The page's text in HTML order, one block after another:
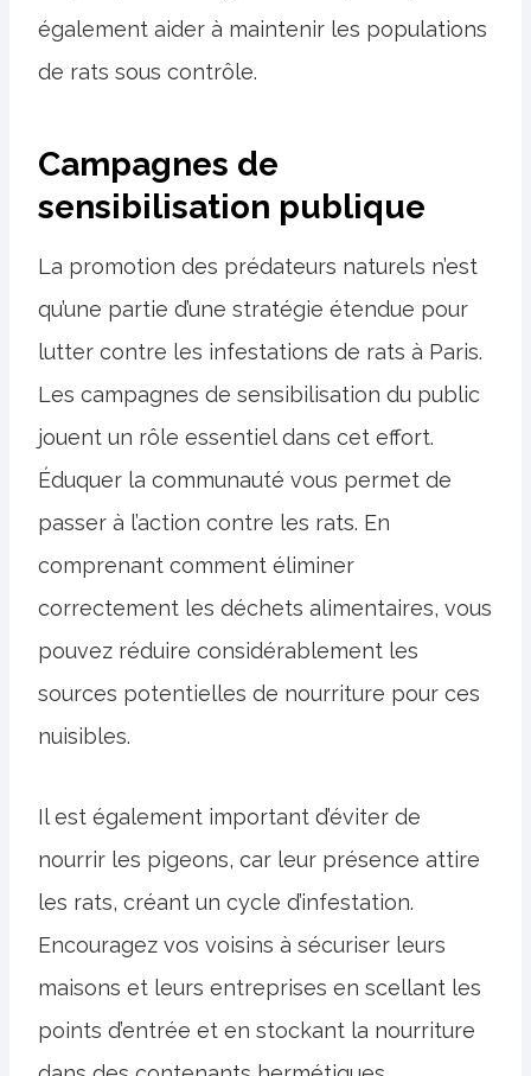
également aider à maintenir les populations
de rats sous contrôle.
Campagnes de
sensibilisation publique
La promotion des prédateurs naturels n’est
qu’une partie d’une stratégie étendue pour
lutter contre les infestations de rats à Paris.
Les campagnes de sensibilisation du public
jouent un rôle essentiel dans cet effort.
Éduquer la communauté vous permet de
passer à l’action contre les rats. En
comprenant comment éliminer
correctement les déchets alimentaires, vous
pouvez réduire considérablement les
sources potentielles de nourriture pour ces
nuisibles.
Il est également important d’éviter de
nourrir les pigeons, car leur présence attire
les rats, créant un cycle d’infestation.
Encouragez vos voisins à sécuriser leurs
maisons et leurs entreprises en scellant les
points d’entrée et en stockant la nourriture